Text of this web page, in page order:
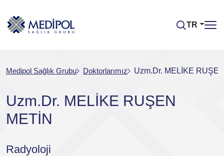
TR
Medipol Sağlık Grubu Doktorlarımız Uzm.Dr. MELİKE
Uzm.Dr. MELİKE RUŞEN
METİN
Radyoloji